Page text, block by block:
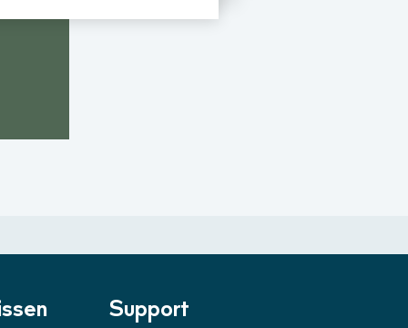
im Vergabeverfahren► 3:18 Min
von Angeboten Lektion
Support